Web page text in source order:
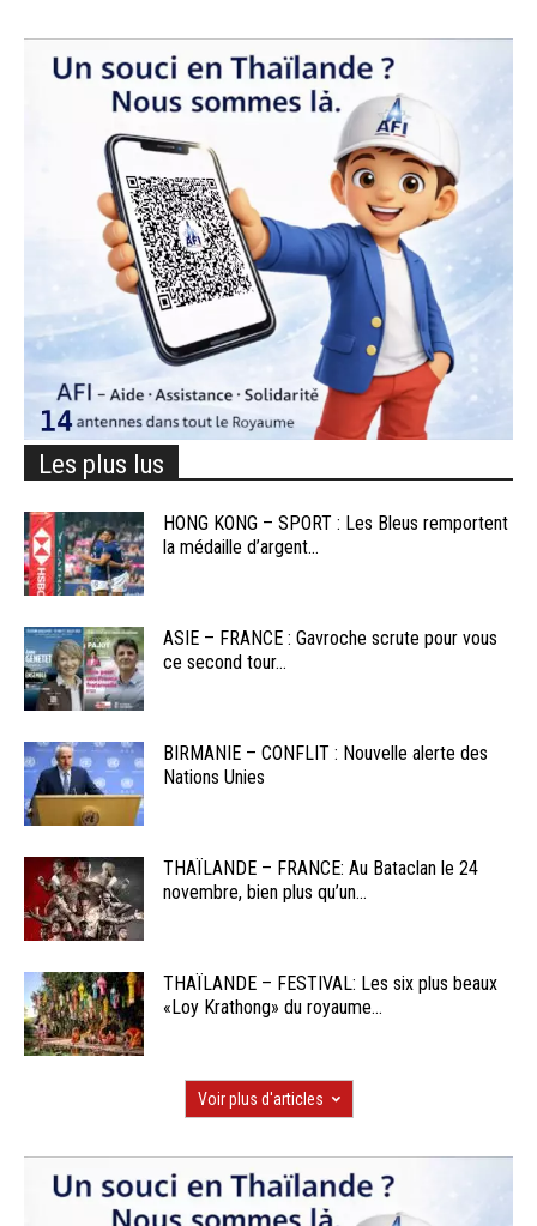
Les plus lus
HONG KONG – SPORT : Les Bleus remportent
la médaille d’argent...
ASIE – FRANCE : Gavroche scrute pour vous
ce second tour...
BIRMANIE – CONFLIT : Nouvelle alerte des
Nations Unies
THAÏLANDE – FRANCE: Au Bataclan le 24
novembre, bien plus qu’un...
THAÏLANDE – FESTIVAL: Les six plus beaux
«Loy Krathong» du royaume...
Voir plus d'articles